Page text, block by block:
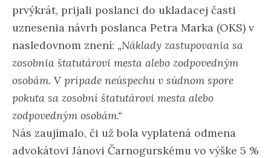
prvýkrát, prijali poslanci do ukladacej časti
uznesenia návrh poslanca Petra Marka (OKS) v
nasledovnom znení: „Náklady zastupovania sa
zosobnia štatutárovi mesta alebo zodpovedným
osobám. V prípade neúspechu v súdnom spore
pokuta sa zosobní štatutárovi mesta alebo
zodpovedným osobám.“
Nás zaujímalo, či už bola vyplatená odmena
advokátovi Jánovi Čarnogurskému vo výške 5 %